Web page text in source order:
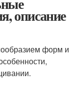
описание
форм и